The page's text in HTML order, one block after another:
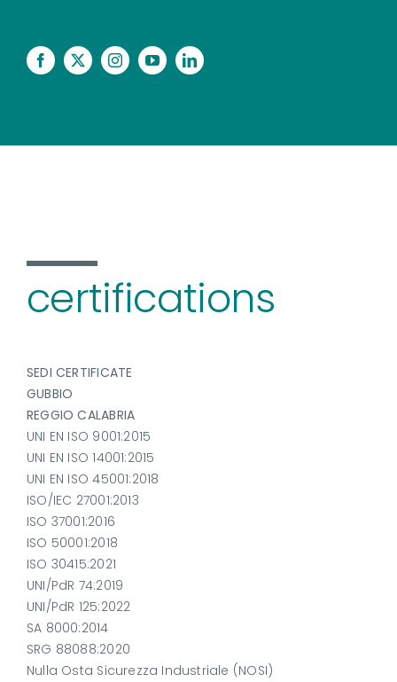
certifications
SEDI CERTIFICATE
GUBBIO
REGGIO CALABRIA
UNI EN ISO 9001:2015
UNI EN ISO 14001:2015
UNI EN ISO 45001:2018
ISO/IEC 27001:2013
ISO 37001:2016
ISO 50001:2018
ISO 30415:2021
UNI/PdR 74:2019
UNI/PdR 125:2022
SA 8000:2014
SRG 88088:2020
Nulla Osta Sicurezza Industriale (NOSI)